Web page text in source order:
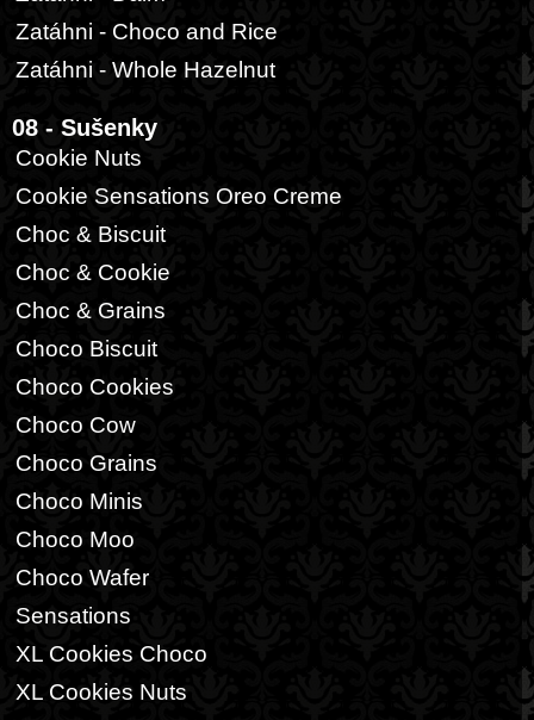
Zatáhni - Choco and Rice
Zatáhni - Whole Hazelnut
08 - Sušenky
Cookie Nuts
Cookie Sensations Oreo Creme
Choc & Biscuit
Choc & Cookie
Choc & Grains
Choco Biscuit
Choco Cookies
Choco Cow
Choco Grains
Choco Minis
Choco Moo
Choco Wafer
Sensations
XL Cookies Choco
XL Cookies Nuts